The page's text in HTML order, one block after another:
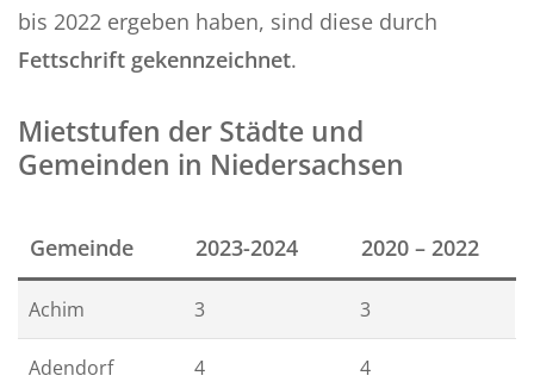
bis 2022 ergeben haben, sind diese durch
Fettschrift gekennzeichnet.
Mietstufen der Städte und
Gemeinden in Niedersachsen
Gemeinde 2023-2024 2020 – 2022
Achim 3 3
Adendorf 4 4